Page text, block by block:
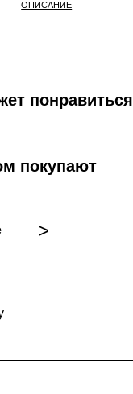
ОПИСАНИЕ
понравиться
покупают